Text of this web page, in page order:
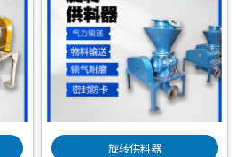
旋转供料器